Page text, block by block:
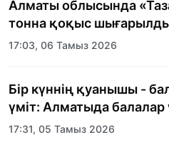
Алматы облысында
тонна қоқыс
17:03, 06 Тамыз 2026
Бір күннің қуанышы -
үміт: Алматыда балалар
тәрбиеленушілеріне
17:31, 05 Тамыз 2026